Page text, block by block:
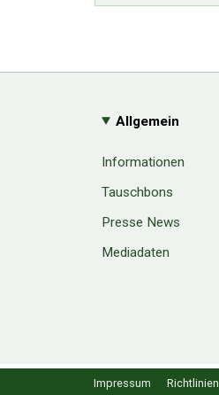
Allgemein
Informationen
Tauschbons
Presse News
Mediadaten
Impressum Richtlinien